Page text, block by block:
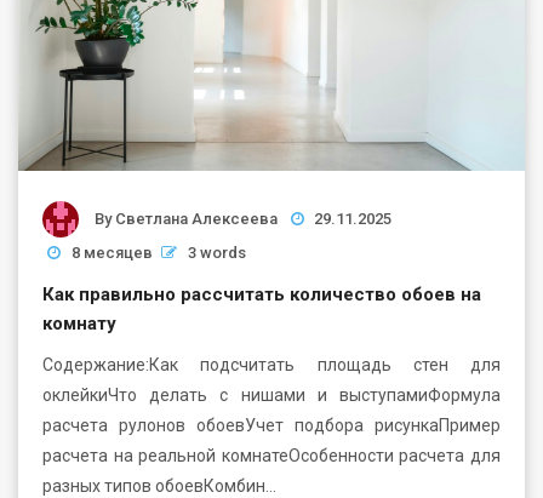
By Светлана Алексеева
29.11.2025
8 месяцев
3 words
Как правильно рассчитать количество обоев на
комнату
Содержание:Как подсчитать площадь стен для
оклейкиЧто делать с нишами и выступамиФормула
расчета рулонов обоевУчет подбора рисункаПример
расчета на реальной комнатеОсобенности расчета для
разных типов обоевКомбин…